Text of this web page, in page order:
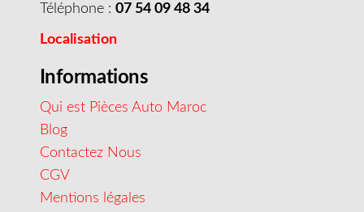
Téléphone : 07 54 09 48 34
Localisation
Informations
Qui est Pièces Auto Maroc
Blog
Contactez Nous
CGV
Mentions légales